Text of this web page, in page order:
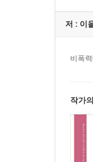
4-2. 질문
4-3. 내가
4-6. 우리
5-1. 수업
5-2. 서당
5-3. 수업
5-4. 수업
5-5. 수업
저 : 이
비폭
작가